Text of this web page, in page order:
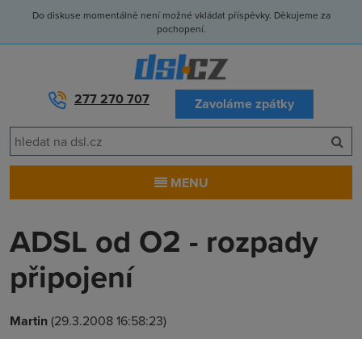
Do diskuse momentálně není možné vkládat příspěvky. Děkujeme za
pochopení.
277 270 707 Zavoláme zpátky
MENU
ADSL od O2 - rozpady
připojení
Martin(29.3.2008 16:58:23)